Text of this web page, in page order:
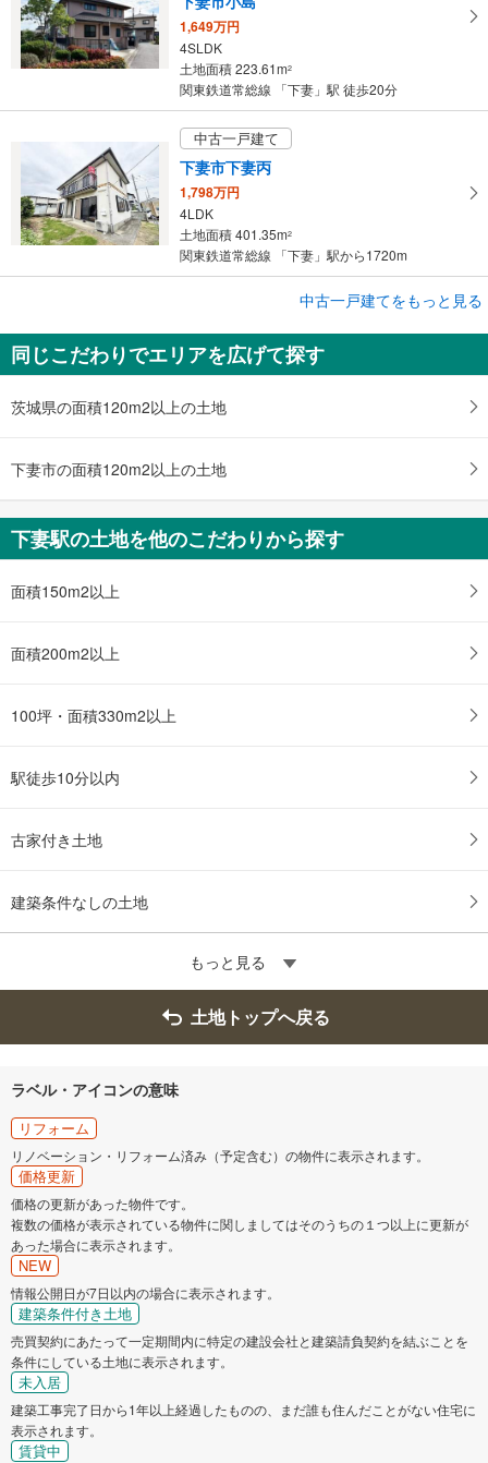
1,649万円
4SLDK
土地面積 223.61m2
関東鉄道常総線 「下妻」駅 徒歩20分
中古一戸建て
下妻市下妻丙
1,798万円
4LDK
土地面積 401.35m2
関東鉄道常総線 「下妻」駅から1720m
下妻市小島
900万円
5DK
土地面積 263m
中古一戸建てをもっと見る
同じこだわりでエリアを広げて探す
茨城県の面積120m2以上の土地
下妻市の面積120m2以上の土地
下妻駅の土地を他のこだわりから探す
面積150m2以上
面積200m2以上
100坪・面積330m2以上
駅徒歩10分以内
古家付き土地
建築条件なしの土地
もっと見る
土地トップへ戻る
ラベル・アイコンの意味
リフォーム
リノベーション・リフォーム済み（予定含む）の物件に表示されます。
価格更新
価格の更新があった物件です。
複数の価格が表示されている物件に関しましてはそのうちの１つ以上に更新が
あった場合に表示されます。
NEW
情報公開日が7日以内の場合に表示されます。
建築条件付き土地
売買契約にあたって一定期間内に特定の建設会社と建築請負契約を結ぶことを
条件にしている土地に表示されます。
未入居
建築工事完了日から1年以上経過したものの、まだ誰も住んだことがない住宅に
表示されます。
賃貸中